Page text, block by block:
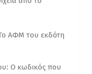
ΑΦΜ του εκδότη
Ο κωδικός που